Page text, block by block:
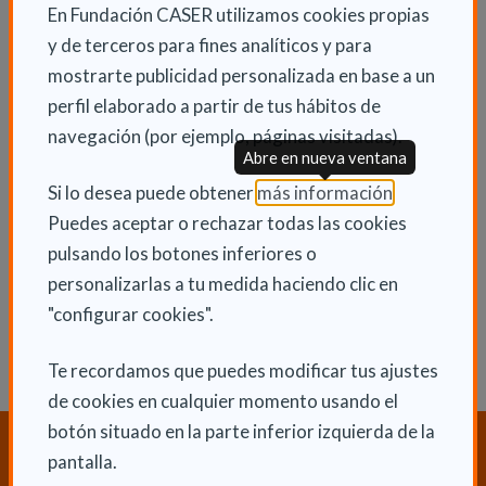
En Fundación CASER utilizamos cookies propias
y de terceros para fines analíticos y para
mostrarte publicidad personalizada en base a un
perfil elaborado a partir de tus hábitos de
navegación (por ejemplo, páginas visitadas).
Si lo desea puede obtener más información(Abre en
Puedes aceptar o rechazar todas las cookies
pulsando los botones inferiores o
personalizarlas a tu medida haciendo clic en
"configurar cookies".
Te recordamos que puedes modificar tus ajustes
de cookies en cualquier momento usando el
botón situado en la parte inferior izquierda de la
pantalla.
Abre en nueva ventana
mayores y enfermedad mental, así como de
universidades, hospitales, ayuntamientos y colegios
profesionales.
INFORMACIÓN ADICIONAL
Lun 21 Septiembre 2015
Actualidad
¿Necesitas orientación sobre
Dependencia y Discapacidad?